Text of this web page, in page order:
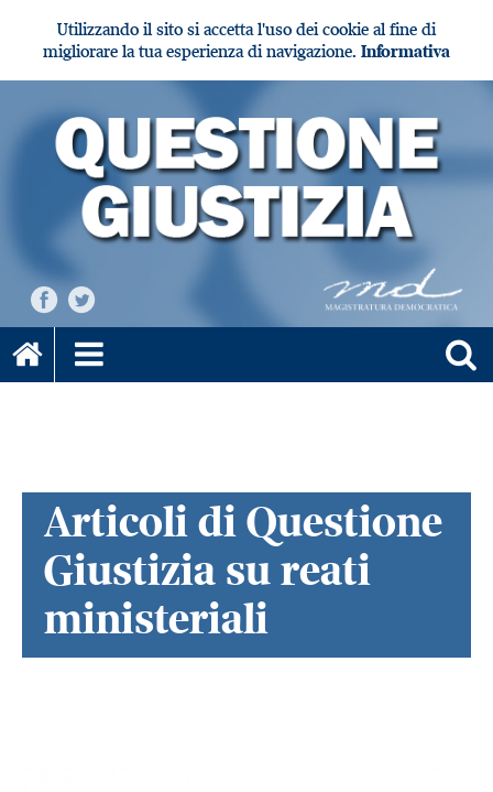
Utilizzando il sito si accetta l'uso dei cookie al fine di
migliorare la tua esperienza di navigazione. Informativa
Articoli di Questione
Giustizia su reati
ministeriali